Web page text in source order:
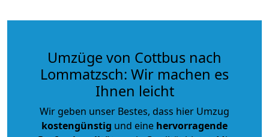
Umzüge von Cottbus nach
Lommatzsch: Wir machen es
Ihnen leicht
Wir geben unser Bestes, dass hier Umzug
kostengünstig und eine hervorragende